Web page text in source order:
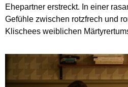
Ehepartner erstreckt. In einer
Gefühle zwischen rotzfrech und
Klischees weiblichen